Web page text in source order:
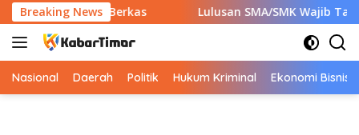
Langsung
ke
konten
Breaking News
7 Berkas Lulusan SMA/SMK Wajib Tahu! Ini 9
Nasional Daerah Politik Hukum Kriminal Ekonomi Bisnis